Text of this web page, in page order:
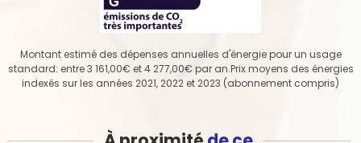
Montant estimé des dépenses annuelles d'énergie pour un usage
standard: entre 3 161,00€ et 4 277,00€ par an.Prix moyens des énergies
indexés sur les années 2021, 2022 et 2023 (abonnement compris)